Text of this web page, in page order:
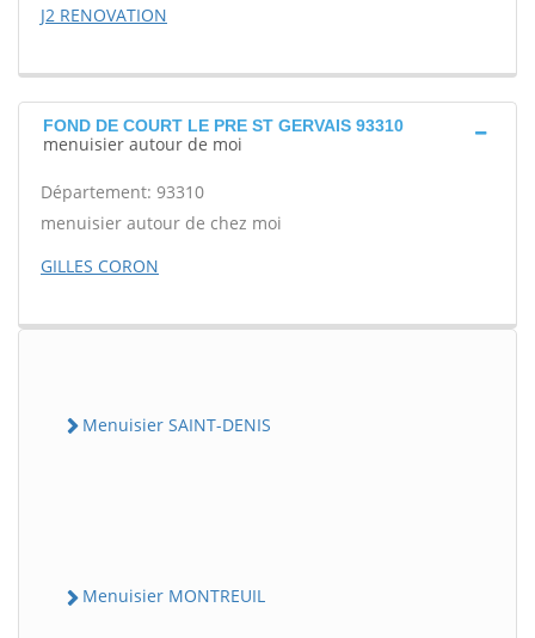
J2 RENOVATION
FOND DE COURT LE PRE ST GERVAIS 93310
menuisier autour de moi
Département: 93310
menuisier autour de chez moi
GILLES CORON
Menuisier SAINT-DENIS
Menuisier MONTREUIL